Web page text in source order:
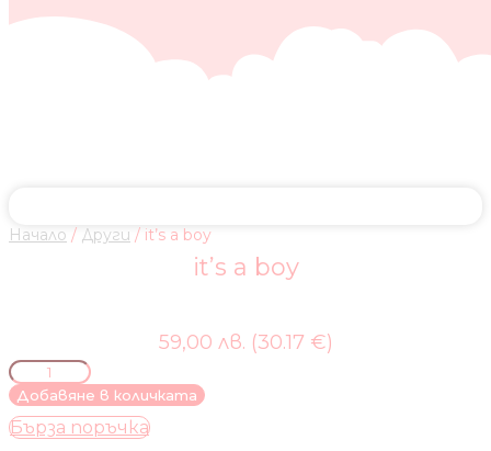
Начало / Други / it’s a boy
it’s a boy
59,00 лв. (30.17 €)
количество
за
it's
a
Добавяне в количката
Бърза поръчка